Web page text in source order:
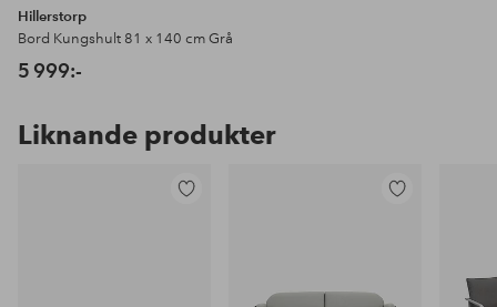
Hillerstorp
Bord Kungshult 81 x 140 cm Grå
5 999:-
Liknande produkter